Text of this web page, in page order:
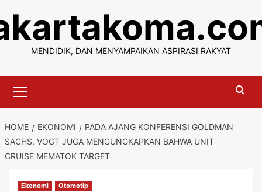
content
MENDIDIK, DAN MENYAMPAIKAN ASPIRASI RAKYAT
Menu
HOME EKONOMI
PADA AJANG KONFERENSI GOLDMAN
SACHS, VOGT JUGA MENGUNGKAPKAN BAHWA UNIT
CRUISE MEMATOK TARGET
Ekonomi Otomotip